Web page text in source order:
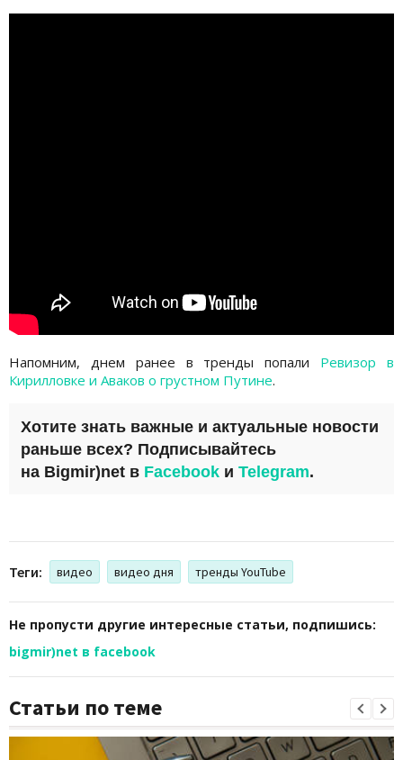
Напомним, днем ранее в тренды попали Ревизор в
Кирилловке и Аваков о грустном Путине.
Хотите знать важные и актуальные новости
раньше всех? Подписывайтесь
на Bigmir)net в Facebook и Telegram.
Теги: видео видео дня тренды YouTube
Не пропусти другие интересные статьи, подпишись:
bigmir)net в facebook
Статьи по теме